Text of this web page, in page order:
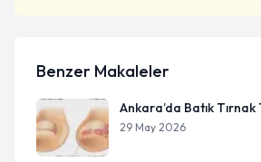
Benzer Makaleler
Ankara’da Batık Tırnak
29 May 2026